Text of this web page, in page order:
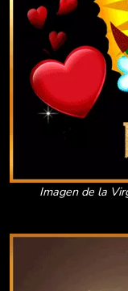
Imagen de la